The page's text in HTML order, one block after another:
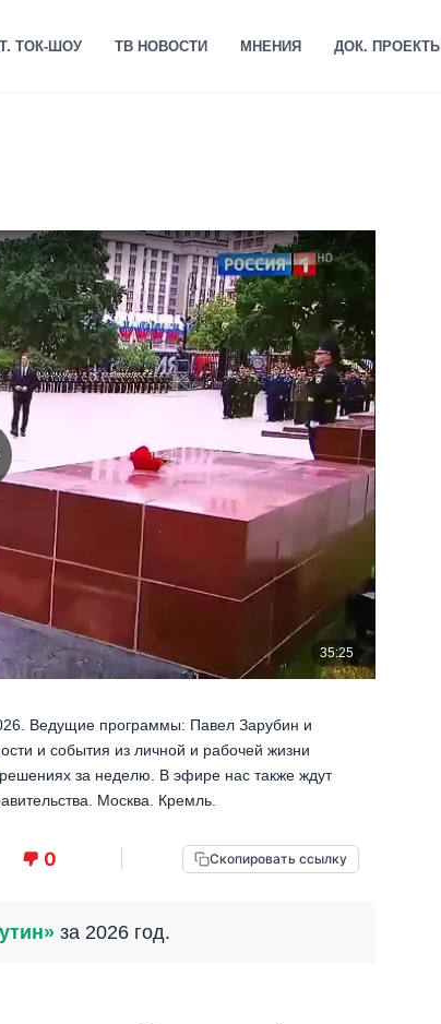
ТОК-ШОУ ТВ НОВОСТИ МНЕНИЯ ДОК. ПРОЕКТЫ
Ведущие программы: Павел Зарубин и
и события из личной и рабочей жизни
за неделю. В эфире нас также ждут
Москва. Кремль.
0 Скопировать ссылку
за 2026 год.